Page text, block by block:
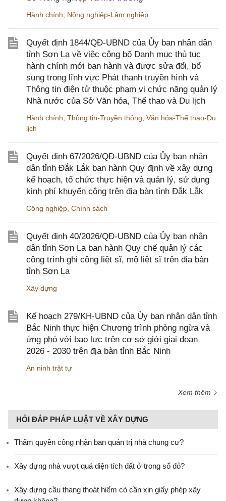
Hành chính Nông nghiệp-Lâm nghiệp
Quyết định 1844/QĐ-UBND của Ủy ban nhân dân
tỉnh Sơn La về việc công bố Danh mục thủ tục
hành chính mới ban hành và được sửa đổi, bổ
sung trong lĩnh vực Phát thanh truyền hình và
Thông tin điện tử thuộc phạm vi chức năng quản lý
Nhà nước của Sở Văn hóa, Thể thao và Du lịch
Hành chính Thông tin-Truyền thông Văn hóa-Thể thao-Du
lịch
Quyết định 67/2026/QĐ-UBND của Ủy ban nhân
dân tỉnh Đắk Lắk ban hành Quy định về xây dựng
kế hoạch, tổ chức thực hiện và quản lý, sử dụng
kinh phí khuyến công trên địa bàn tỉnh Đắk Lắk
Công nghiệp Chính sách
Quyết định 40/2026/QĐ-UBND của Ủy ban nhân
dân tỉnh Sơn La ban hành Quy chế quản lý các
công trình ghi công liệt sĩ, mộ liệt sĩ trên địa bàn
tỉnh Sơn La
Xây dựng
Kế hoạch 279/KH-UBND của Ủy ban nhân dân tỉnh
Bắc Ninh thực hiện Chương trình phòng ngừa và
ứng phó với bạo lực trên cơ sở giới giai đoạn
2026 - 2030 trên địa bàn tỉnh Bắc Ninh
An ninh trật tự
Xem thêm
HỎI ĐÁP PHÁP LUẬT VỀ XÂY DỰNG
Thẩm quyền công nhận ban quản trị nhà chung cư?
Xây dựng nhà vượt quá diện tích đất ở trong sổ đỏ?
Xây dựng cầu thang thoát hiểm có cần xin giấy phép xây